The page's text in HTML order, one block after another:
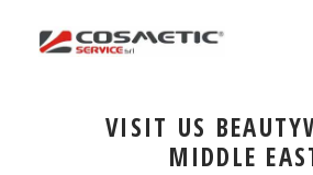
VISIT US
MIDDLE